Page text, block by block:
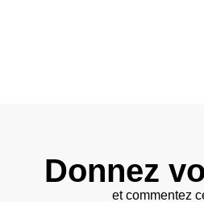
Donnez
et commentez